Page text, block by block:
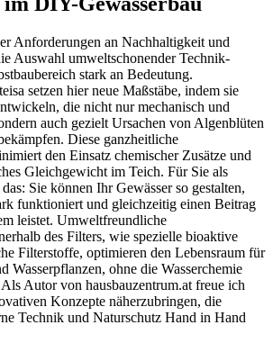
Anforderungen an Nachhaltigkeit und
Auswahl umweltschonender Technik-
stark an Bedeutung.
setzen hier neue Maßstäbe, indem sie
die nicht nur mechanisch und
auch gezielt Ursachen von Algenblüten
Diese ganzheitliche
den Einsatz chemischer Zusätze und
Gleichgewicht im Teich. Für Sie als
Sie können Ihr Gewässer so gestalten,
funktioniert und gleichzeitig einen Beitrag
leistet. Umweltfreundliche
des Filters, wie spezielle bioaktive
Filterstoffe, optimieren den Lebensraum für
Wasserpflanzen, ohne die Wasserchemie
Autor von hausbauzentrum.at freue ich
Konzepte näherzubringen, die
Technik und Naturschutz Hand in Hand